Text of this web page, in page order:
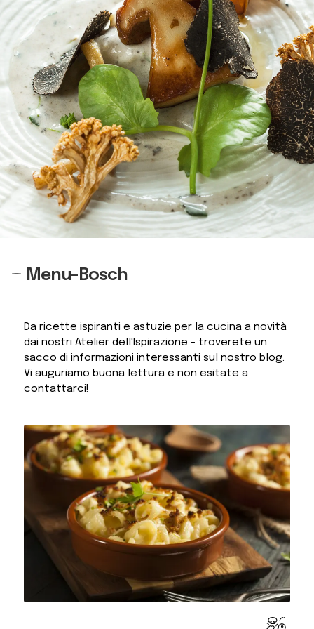
Menu-Bosch
Da ricette ispiranti e astuzie per la cucina a novità
dai nostri Atelier dell'Ispirazione - troverete un
sacco di informazioni interessanti sul nostro blog.
Vi auguriamo buona lettura e non esitate a
contattarci!